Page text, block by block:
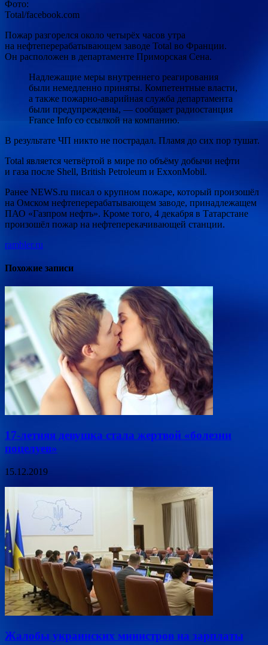
Фото:
Total/facebook.com
Пожар разгорелся около четырёх часов утра
на нефтеперерабатывающем заводе Total во Франции.
Он расположен в департаменте Приморская Сена.
Надлежащие меры внутреннего реагирования
были немедленно приняты. Компетентные власти,
а также пожарно-аварийная служба департамента
были предупреждены, — сообщает радиостанция
France Info со ссылкой на компанию.
В результате ЧП никто не пострадал. Пламя до сих пор тушат.
Total является четвёртой в мире по объёму добычи нефти
и газа после Shell, British Petroleum и ExxonMobil.
Ранее NEWS.ru писал о крупном пожаре, который произошёл
на Омском нефтеперерабатывающем заводе, принадлежащем
ПАО «Газпром нефть». Кроме того, 4 декабря в Татарстане
произошёл пожар на нефтеперекачивающей станции.
rambler.ru
Похожие записи
17-летняя девушка стала жертвой «болезни
поцелуев»
15.12.2019
Жалобы украинских министров на зарплаты